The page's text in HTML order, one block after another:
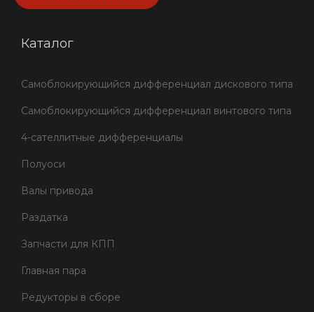
Каталог
Самоблокирующийся дифференциал дискового типа
Самоблокирующийся дифференциал винтового типа
4-сателлитные дифференциалы
Полуоси
Валы привода
Раздатка
Запчасти для КПП
Главная пара
Редукторы в сборе